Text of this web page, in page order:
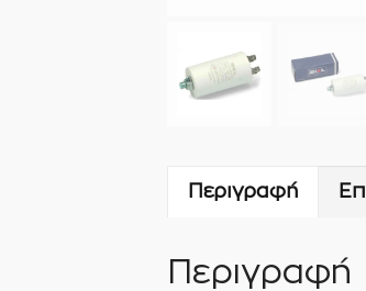
Περιγραφή
Περιγραφή